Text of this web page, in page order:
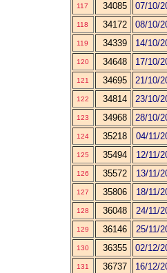
117 34085 07/10/
118 34172 08/10/
119 34339 14/10/
120 34648 17/10/
121 34695 21/10/
122 34814 23/10/
123 34968 28/10/
124 35218 04/11/
125 35494 12/11/
126 35572 13/11/
127 35806 18/11/
128 36048 24/11/
129 36146 25/11/
130 36355 02/12/
131 36737 16/12/